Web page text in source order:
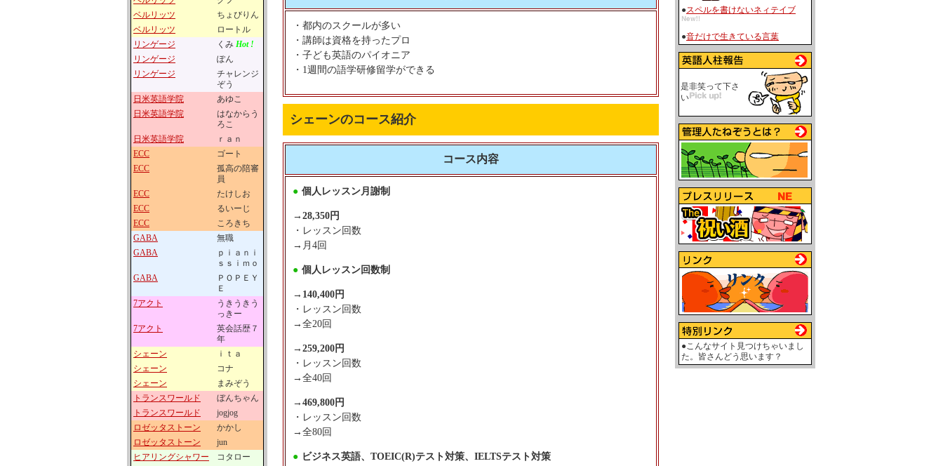
ベルリッツ
ちょびりん
ベルリッツ
ロートル
リンゲージ
くみ Hot !
リンゲージ
ぽん
リンゲージ
チャレンジ
ぞう
日米英語学院
あゆこ
日米英語学院
はなからう
ろこ
日米英語学院
ｒａｎ
ECC
ゴート
ECC
孤高の陪審
員
ECC
たけしお
ECC
るいーじ
ECC
ころきち
GABA
無職
GABA
ｐｉａｎｉ
ｓｓｉｍｏ
GABA
ＰＯＰＥＹ
Ｅ
7アクト
うきうきう
っきー
7アクト
英会話歴７
年
シェーン
ｉｔａ
シェーン
コナ
シェーン
まみぞう
トランスワールド
ぼんちゃん
トランスワールド
jogjog
ロゼッタストーン
かかし
ロゼッタストーン
jun
ヒアリングシャワー
コタロー
・都内のスクールが多い
・講師は資格を持ったプロ
・子ども英語のパイオニア
・1週間の語学研修留学ができる
シェーンのコース紹介
コース内容
● 個人レッスン月謝制
→ 28,350円
・レッスン回数
→月4回
● 個人レッスン回数制
→ 140,400円
・レッスン回数
→全20回
→ 259,200円
・レッスン回数
→全40回
→ 469,800円
・レッスン回数
→全80回
● ビジネス英語、TOEIC(R)テスト対策、IELTSテスト対策
●スペルを書けないネィテイブ
●音だけで生きている言葉
是非笑って下さ
い
●こんなサイト見つけちゃいまし
た。皆さんどう思います？